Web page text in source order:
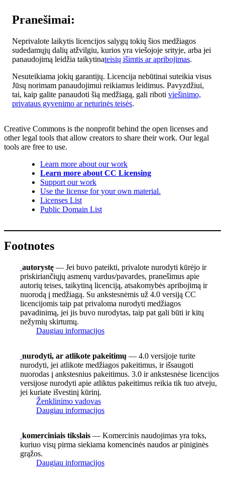
Pranešimai:
Neprivalote laikytis licencijos salygų tokių šios medžiagos
sudedamųjų dalių atžvilgiu, kurios yra viešojoje srityje, arba jei
panaudojimą leidžia taikytinateisių išimtis ar apribojimas.
Nesuteikiama jokių garantijų. Licencija nebūtinai suteikia visus
Jūsų norimam panaudojimui reikiamus leidimus. Pavyzdžiui,
tai, kaip galite panaudoti šią medžiagą, gali riboti viešinimo,
privataus gyvenimo ar neturinės teisės.
Creative Commons is the nonprofit behind the open licenses and
other legal tools that allow creators to share their work. Our legal
tools are free to use.
Learn more about our work
Learn more about CC Licensing
Support our work
Use the license for your own material.
Licenses List
Public Domain List
Footnotes
autorystę — Jei buvo pateikti, privalote nurodyti kūrėjo ir
priskiriančiųjų asmenų vardus/pavardes, pranešimus apie
autorių teises, taikytiną licenciją, atsakomybės apribojimą ir
nuorodą į medžiagą. Su ankstesnėmis už 4.0 versiją CC
licencijomis taip pat privaloma nurodyti medžiagos
pavadinimą, jei jis buvo nurodytas, taip pat gali būti ir kitų
nežymių skirtumų.
Daugiau informacijos
nurodyti, ar atlikote pakeitimų — 4.0 versijoje turite
nurodyti, jei atlikote medžiagos pakeitimus, ir išsaugoti
nuorodas į ankstesnius pakeitimus. 3.0 ir ankstesnėse licencijos
versijose nurodyti apie atliktus pakeitimus reikia tik tuo atveju,
jei kuriate išvestinį kūrinį.
Ženklinimo vadovas
Daugiau informacijos
komerciniais tikslais — Komercinis naudojimas yra toks,
kuriuo visų pirma siekiama komencinės naudos ar piniginės
grąžos.
Daugiau informacijos